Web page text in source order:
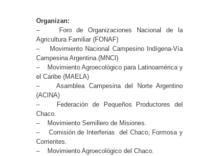
Organizan:
– Foro de Organizaciones Nacional de la
Agricultura Familiar (FONAF)
– Movimiento Nacional Campesino Indígena-Vía
Campesina Argentina.(MNCI)
– Movimiento Agroecológico para Latinoamérica y
el Caribe (MAELA)
– Asamblea Campesina del Norte Argentino
(ACINA)
– Federación de Pequeños Productores del
Chaco.
– Movimiento Semillero de Misiones.
– Comisión de Interferias del Chaco, Formosa y
Corrientes.
– Movimiento Agroecológico del Chaco.